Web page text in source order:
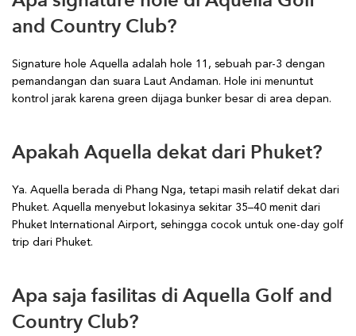
and Country Club?
Signature hole Aquella adalah hole 11, sebuah par-3 dengan
pemandangan dan suara Laut Andaman. Hole ini menuntut
kontrol jarak karena green dijaga bunker besar di area depan.
Apakah Aquella dekat dari Phuket?
Ya. Aquella berada di Phang Nga, tetapi masih relatif dekat dari
Phuket. Aquella menyebut lokasinya sekitar 35–40 menit dari
Phuket International Airport, sehingga cocok untuk one-day golf
trip dari Phuket.
Apa saja fasilitas di Aquella Golf and
Country Club?